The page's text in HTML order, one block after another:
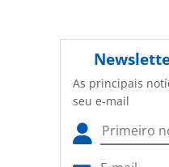
As principais
seu e-mail